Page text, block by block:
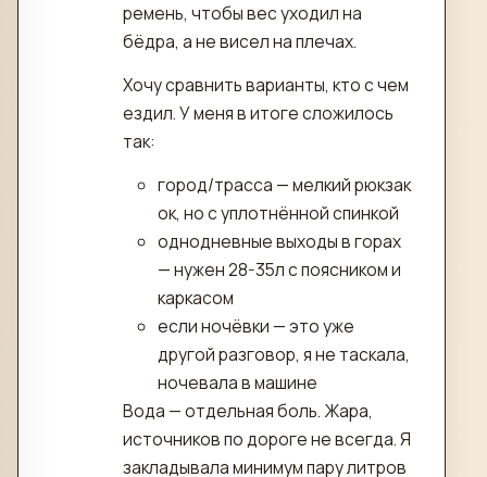
ремень, чтобы вес уходил на
бёдра, а не висел на плечах.
Хочу сравнить варианты, кто с чем
ездил. У меня в итоге сложилось
так:
город/трасса — мелкий рюкзак
ок, но с уплотнённой спинкой
однодневные выходы в горах
— нужен 28-35л с поясником и
каркасом
если ночёвки — это уже
другой разговор, я не таскала,
ночевала в машине
Вода — отдельная боль. Жара,
источников по дороге не всегда. Я
закладывала минимум пару литров